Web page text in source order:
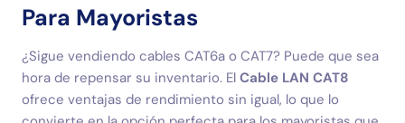
Para Mayoristas
¿Sigue vendiendo cables CAT6a o CAT7? Puede que sea
hora de repensar su inventario. El Cable LAN CAT8
ofrece ventajas de rendimiento sin igual, lo que lo